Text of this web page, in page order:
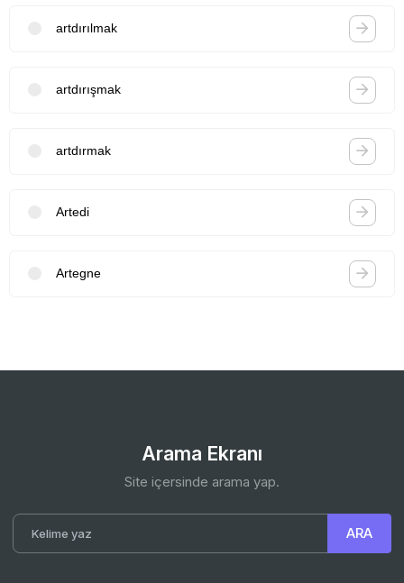
artdırılmak
artdırışmak
artdırmak
Artedi
Artegne
Arama Ekranı
Site içersinde arama yap.